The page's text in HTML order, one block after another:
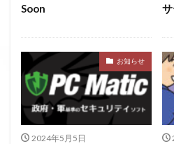
Soon
お知らせ
2024年5月5日